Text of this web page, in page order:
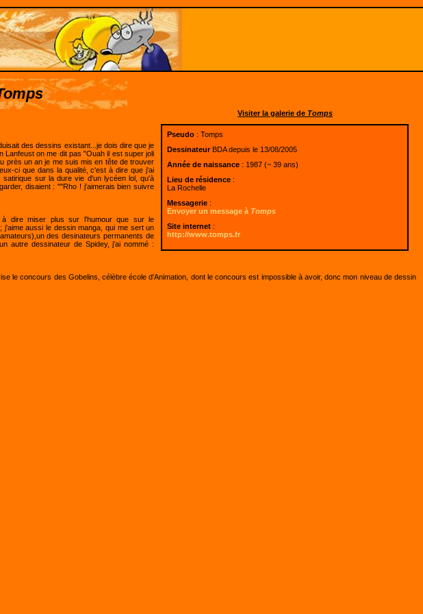
Visiter la galerie de Tomps
Pseudo: Tomps
DessinateurBDA depuis le 13/08/2005
Année de naissance: 1987 (~ 39 ans)
Lieu de résidence:
La Rochelle
Messagerie:
Envoyer un message à Tomps
Site internet:
http://www.tomps.fr
des dessins existant...je dois dire que je
Lanfeust on me dit pas "Ouah il est super joli
près un an je me suis mis en tête de trouver
ci que dans la qualité, c'est à dire que j'ai
sur la dure vie d'un lycéen lol, qu'à
disaient : ""Rho ! j'aimerais bien suivre
dire miser plus sur l'humour que sur le
j'aime aussi le dessin manga, qui me sert un
des desinateurs permanents de
autre dessinateur de Spidey, j'ai nommé :
le concours des Gobelins, célèbre école d'Animation, dont le concours est impossible à avoir, donc mon niveau de dessin